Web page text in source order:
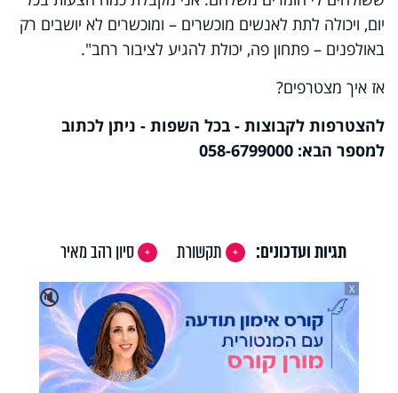
יום, ויכולה לתת לאנשים מוכשרים – ומוכשרים לא יושבים רק
באולפנים – פתחון פה, יכולת להגיע לציבור רחב".
אז איך מצטרפים?
להצטרפות לקבוצות - בכל השפות - ניתן לכתוב
למספר הבא: 058-6799000
תגיות ועדכונים: תקשורת
סיון רהב מאיר
🔇
X